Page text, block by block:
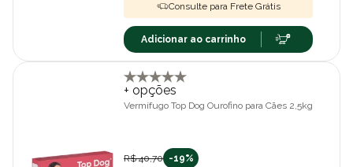
Consulte para Frete Grátis
Adicionar ao carrinho
+ opções
Vermífugo Top Dog Ourofino para Cães 2,5kg
R$ 40,70 -19%